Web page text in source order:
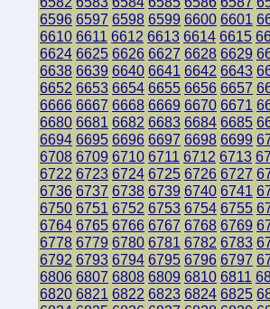
6596 6597 6598 6599 6600 6601
6610 6611 6612 6613 6614 6615
6624 6625 6626 6627 6628 6629
6638 6639 6640 6641 6642 6643
6652 6653 6654 6655 6656 6657
6666 6667 6668 6669 6670 6671
6680 6681 6682 6683 6684 6685
6694 6695 6696 6697 6698 6699
6708 6709 6710 6711 6712 6713
6722 6723 6724 6725 6726 6727
6736 6737 6738 6739 6740 6741
6750 6751 6752 6753 6754 6755
6764 6765 6766 6767 6768 6769
6778 6779 6780 6781 6782 6783
6792 6793 6794 6795 6796 6797
6806 6807 6808 6809 6810 6811
6820 6821 6822 6823 6824 6825